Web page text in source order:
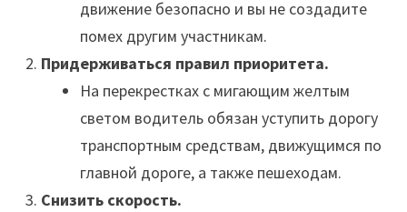
движение безопасно и вы не создадите
помех другим участникам.
Придерживаться правил приоритета.
На перекрестках с мигающим желтым
светом водитель обязан уступить дорогу
транспортным средствам, движущимся по
главной дороге, а также пешеходам.
Снизить скорость.